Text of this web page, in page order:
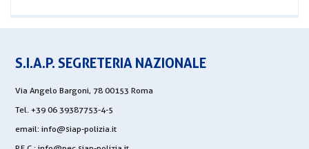
S.I.A.P. SEGRETERIA NAZIONALE
Via Angelo Bargoni, 78 00153 Roma
Tel. +39 06 39387753-4-5
email: info@siap-polizia.it